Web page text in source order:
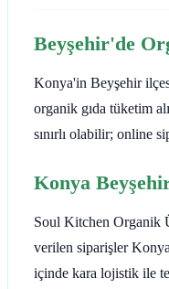
Beyşehir'de
Konya'in Beyşehir
organik gıda tüketim
sınırlı olabilir; online
Konya
Soul Kitchen Organik
verilen siparişler
içinde kara lojistik ile